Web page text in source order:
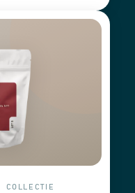
COLLECTIE